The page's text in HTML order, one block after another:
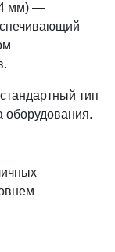
мм) —
тип
оборудования.